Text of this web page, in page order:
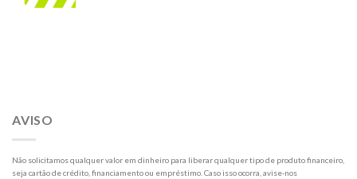
AVISO
Não solicitamos qualquer valor em dinheiro para liberar qualquer tipo de produto financeiro,
seja cartão de crédito, financiamento ou empréstimo. Caso isso ocorra, avise-nos